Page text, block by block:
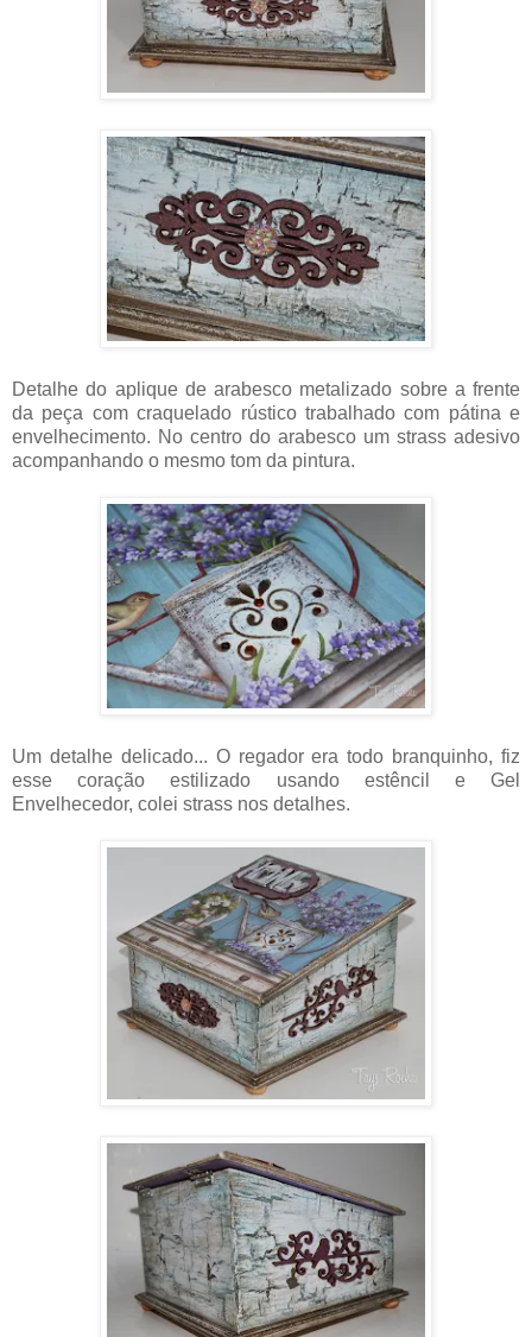
Detalhe do aplique de arabesco metalizado sobre a frente
da peça com craquelado rústico trabalhado com pátina e
envelhecimento. No centro do arabesco um strass adesivo
acompanhando o mesmo tom da pintura.
Um detalhe delicado... O regador era todo branquinho, fiz
esse coração estilizado usando estêncil e Gel
Envelhecedor, colei strass nos detalhes.